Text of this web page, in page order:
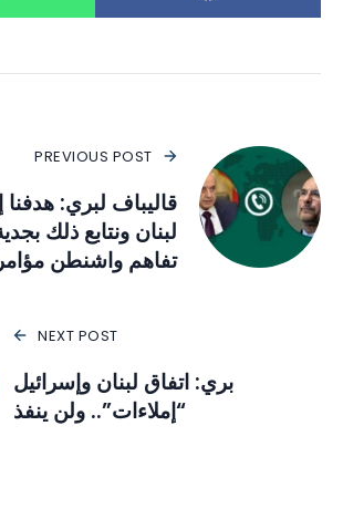
PREVIOUS POST
قاليباف لبري:
لبنان ونتابع ذلك
تفاهم واشنطن
NEXT POST
بري: اتفاق لبنان وإسرائيل
“إملاءات”.. ولن ينفذ